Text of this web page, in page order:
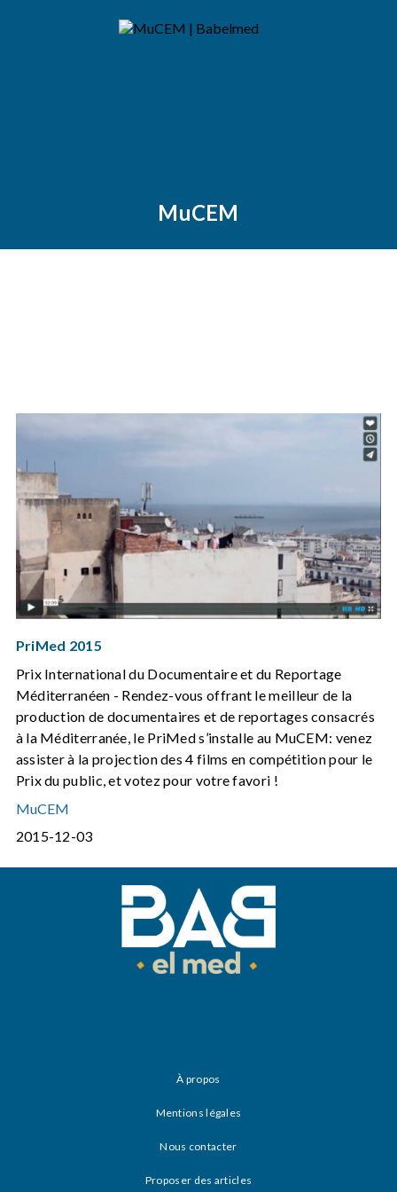
MuCEM
PriMed 2015
Prix International du Documentaire et du Reportage
Méditerranéen - Rendez-vous offrant le meilleur de la
production de documentaires et de reportages consacrés
à la Méditerranée, le PriMed s’installe au MuCEM: venez
assister à la projection des 4 films en compétition pour le
Prix du public, et votez pour votre favori !
MuCEM
2015-12-03
À propos
Mentions légales
Nous contacter
Proposer des articles